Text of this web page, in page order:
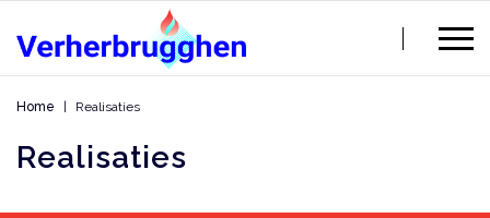
Home Realisaties
Realisaties